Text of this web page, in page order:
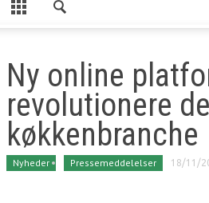
Ny online
revolutionere
køkkenbranche
Nyheder Pressemeddelelser 18/11/